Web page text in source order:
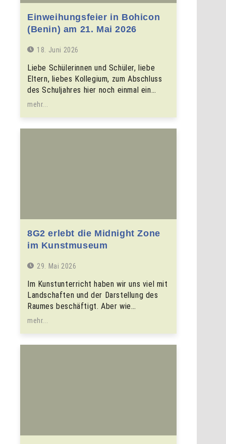
Einweihungsfeier in Bohicon
(Benin) am 21. Mai 2026
18. Juni 2026
Liebe Schülerinnen und Schüler, liebe
Eltern, liebes Kollegium, zum Abschluss
des Schuljahres hier noch einmal ein…
mehr...
8G2 erlebt die Midnight Zone
im Kunstmuseum
29. Mai 2026
Im Kunstunterricht haben wir uns viel mit
Landschaften und der Darstellung des
Raumes beschäftigt. Aber wie…
mehr...